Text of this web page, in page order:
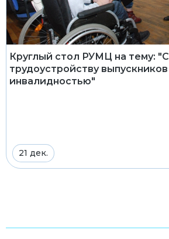
Круглый стол РУМЦ на тему:
трудоустройству выпускников
инвалидностью"
21 дек.